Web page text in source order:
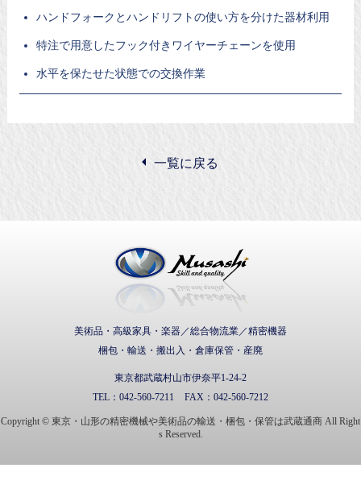
ハンドフォークとハンドリフトの使い方を分けた器材利用
特注で用意したフック付きワイヤーチェーンを使用
水平を保たせた状態での交換作業
一覧に戻る
美術品・高級家具・楽器／総合物流業／精密機器
梱包・輸送・搬出入・倉庫保管・産廃
東京都武蔵村山市伊奈平1-24-2
TEL： 042-560-7211 FAX： 042-560-7212
Copyright © 東京・山形の精密機械や美術品の輸送・梱包・保管は武蔵通商 All Right
s Reserved.